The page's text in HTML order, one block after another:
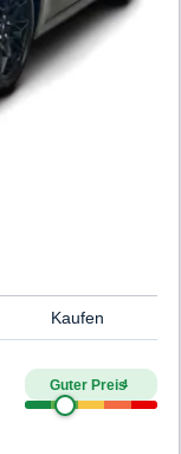
Kaufen
Guter Preis4